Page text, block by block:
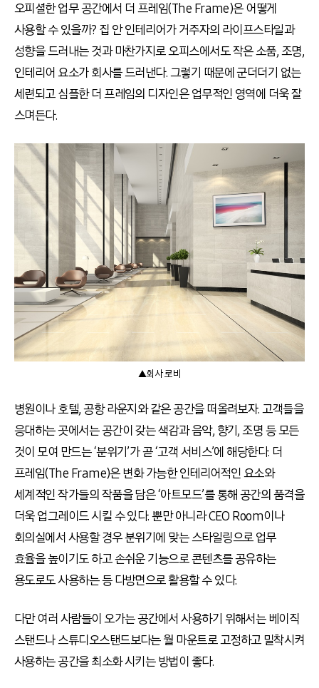
오피셜한 업무 공간에서 더 프레임(The Frame)은 어떻게
사용할 수 있을까? 집 안 인테리어가 거주자의 라이프스타일과
성향을 드러내는 것과 마찬가지로 오피스에서도 작은 소품, 조명,
인테리어 요소가 회사를 드러낸다. 그렇기 때문에 군더더기 없는
세련되고 심플한 더 프레임의 디자인은 업무적인 영역에 더욱 잘
스며든다.
▲회사 로비
병원이나 호텔, 공항 라운지와 같은 공간을 떠올려보자. 고객들을
응대하는 곳에서는 공간이 갖는 색감과 음악, 향기, 조명 등 모든
것이 모여 만드는 ‘분위기’가 곧 ‘고객 서비스’에 해당한다. 더
프레임(The Frame)은 변화 가능한 인테리어적인 요소와
세계적인 작가들의 작품을 담은 ‘아트모드’를 통해 공간의 품격을
더욱 업그레이드 시킬 수 있다. 뿐만 아니라 CEO Room이나
회의실에서 사용할 경우 분위기에 맞는 스타일링으로 업무
효율을 높이기도 하고 손쉬운 기능으로 콘텐츠를 공유하는
용도로도 사용하는 등 다방면으로 활용할 수 있다.
다만 여러 사람들이 오가는 공간에서 사용하기 위해서는 베이직
스탠드나 스튜디오스탠드보다는 월 마운트로 고정하고 밀착시켜
사용하는 공간을 최소화 시키는 방법이 좋다.